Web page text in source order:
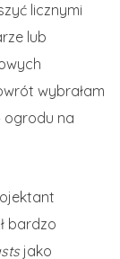
licznymi
lub
wybrałam
ogrodu na
bardzo
jako